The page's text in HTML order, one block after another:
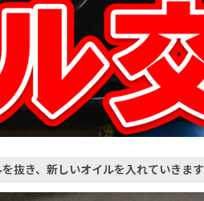
抜き、新しいオイルを入れていきます